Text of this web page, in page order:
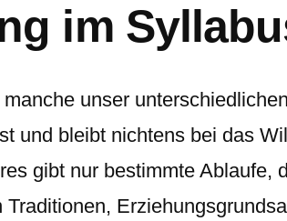
im
unser
und bleibt nichtens bei das
gibt nur bestimmte Ablaufe,
Traditionen,